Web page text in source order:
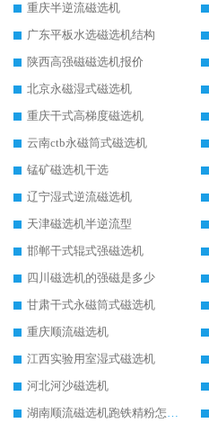
重庆半逆流磁选机
广东平板水选磁选机结构
陕西高强磁磁选机报价
北京永磁湿式磁选机
重庆干式高梯度磁选机
云南ctb永磁筒式磁选机
锰矿磁选机干选
辽宁湿式逆流磁选机
天津磁选机半逆流型
邯郸干式辊式强磁选机
四川磁选机的强磁是多少
甘肃干式永磁筒式磁选机
重庆顺流磁选机
江西实验用室湿式磁选机
河北河沙磁选机
湖南顺流磁选机跑铁精粉怎么处理